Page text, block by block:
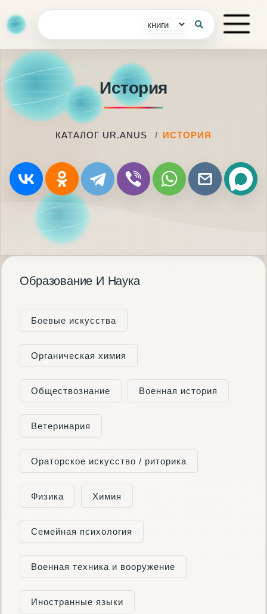
История
КАТАЛОГ UR.ANUS ИСТОРИЯ
Образование И Наука
Боевые искусства
Органическая химия
Обществознание Военная история
Ветеринария
Ораторское искусство / риторика
Физика Химия
Семейная психология
Военная техника и вооружение
Иностранные языки